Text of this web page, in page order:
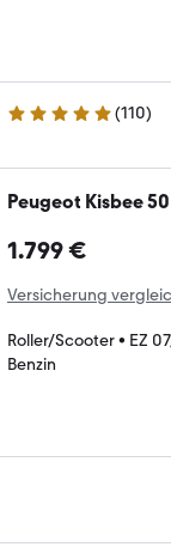
4.8 Sterne (110)
Peugeot Kisbee
1.799 €
Versicherung
Roller/Scooter• EZ
Benzin